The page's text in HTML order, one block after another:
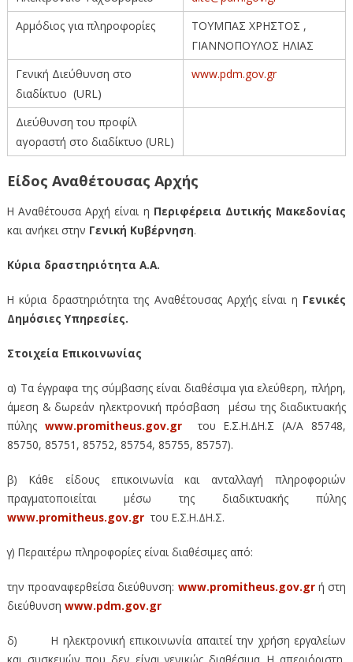
Αρμόδιος για πληροφορίες
ΤΟΥΜΠΑΣ ΧΡΗΣΤΟΣ ,
ΓΙΑΝΝΟΠΟΥΛΟΣ ΗΛΙΑΣ
Γενική Διεύθυνση στο
διαδίκτυο (URL)
www.pdm.gov.gr
Διεύθυνση του προφίλ
αγοραστή στο διαδίκτυο (URL)
Είδος Αναθέτουσας Αρχής
Η Αναθέτουσα Αρχή είναι η Περιφέρεια Δυτικής Μακεδονίας
και ανήκει στην Γενική Κυβέρνηση.
Κύρια δραστηριότητα Α.Α.
Η κύρια δραστηριότητα της Αναθέτουσας Αρχής είναι η Γενικές
Δημόσιες Υπηρεσίες.
Στοιχεία Επικοινωνίας
α) Τα έγγραφα της σύμβασης είναι διαθέσιμα για ελεύθερη, πλήρη,
άμεση & δωρεάν ηλεκτρονική πρόσβαση μέσω της διαδικτυακής
πύλης www.promitheus.gov.grτου Ε.Σ.Η.ΔΗ.Σ (A/A 85748,
85750, 85751, 85752, 85754, 85755, 85757).
β) Κάθε είδους επικοινωνία και ανταλλαγή πληροφοριών
πραγματοποιείται μέσω της διαδικτυακής πύλης
www.promitheus.gov.grτου Ε.Σ.Η.ΔΗ.Σ.
γ) Περαιτέρω πληροφορίες είναι διαθέσιμες από:
την προαναφερθείσα διεύθυνση: www.promitheus.gov.grή στη
διεύθυνση www.pdm.gov.gr
δ)
H ηλεκτρονική επικοινωνία απαιτεί την χρήση εργαλείων